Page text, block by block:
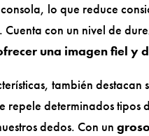
lo que reduce
Cuenta con un nivel de
una imagen fiel y
también destacan
repele determinados tipos
dedos. Con un